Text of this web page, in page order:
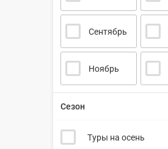
Сентябрь
Ноябрь
Сезон
Туры на осень